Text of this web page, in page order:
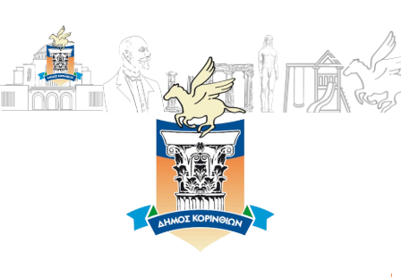
ΔΗΜΟΣ
ΚΟΡΙΝΘΙΩΝ